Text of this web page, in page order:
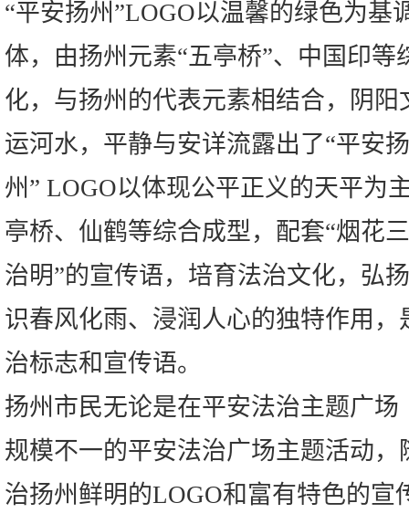
“平安扬州”LOGO以温馨的绿色为基
体，由扬州元素“五亭桥”、中国印等
化，与扬州的代表元素相结合，阴
运河水，平静与安详流露出了“平安
州” LOGO以体现公平正义的天平为
亭桥、仙鹤等综合成型，配套“烟花
治明”的宣传语，培育法治文化，弘
识春风化雨、浸润人心的独特作用
治标志和宣传语。
扬州市民无论是在平安法治主题广
规模不一的平安法治广场主题活动
治扬州鲜明的LOGO和富有特色的宣